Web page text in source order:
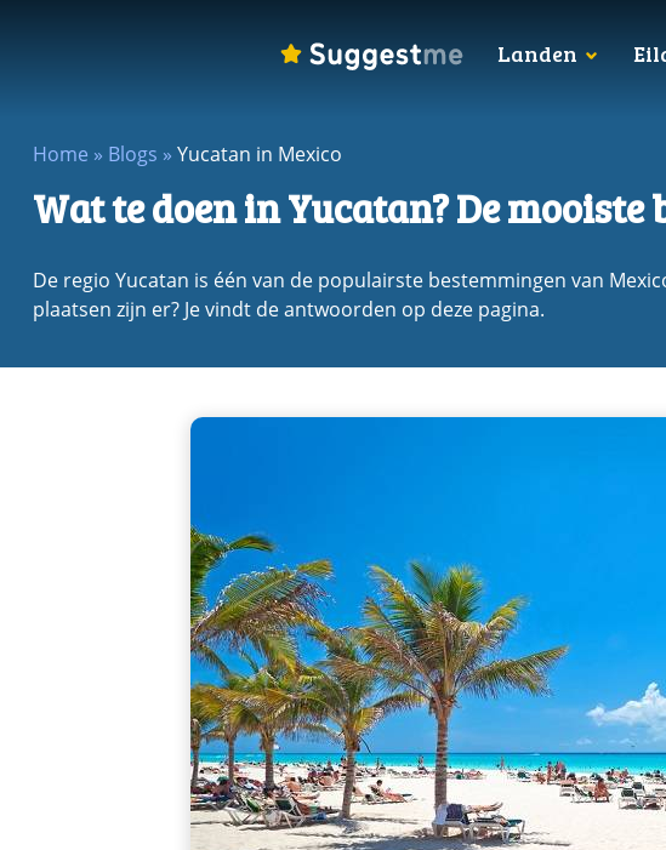
Landen
Home » Blogs » Yucatan in Mexico
Wat te doen in Yucatan? De
De regio Yucatan is één van de populairste bestemmingen van
plaatsen zijn er? Je vindt de antwoorden op deze pagina.